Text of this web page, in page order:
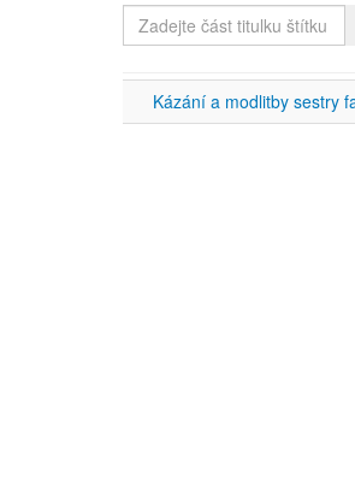
Zadejte část titulku štítku
Kázání a modlitby sestry